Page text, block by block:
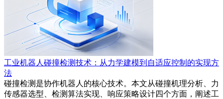
工业机器人碰撞检测技术：从力学建模到自适应控制的实现方
法
碰撞检测是协作机器人的核心技术。本文从碰撞机理分析、力
传感器选型、检测算法实现、响应策略设计四个方面，阐述工